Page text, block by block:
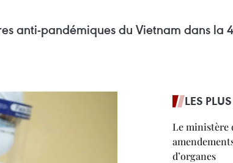
anti-pandémiques du Vietnam dans la
LES
Le ministère
d’organes